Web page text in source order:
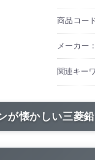
商品コー
メーカー：
関連キー
が懐かしい三菱